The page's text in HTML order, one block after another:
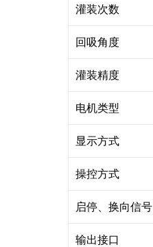
灌装次数
回吸角度
灌装精度
电机类型
显示方式
操控方式
启停、换向信号
输出接口